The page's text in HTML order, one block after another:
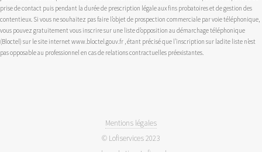
prise de contact puis pendant la durée de prescription légale aux fins probatoires et de gestion des
contentieux. Si vous ne souhaitez pas faire l’objet de prospection commerciale par voie téléphonique,
vous pouvez gratuitement vous inscrire sur une liste d’opposition au démarchage téléphonique
(Bloctel) sur le site internet www.bloctel.gouv.fr , étant précisé que l’inscription sur ladite liste n’est
pas opposable au professionnel en cas de relations contractuelles préexistantes.
Mentions légales
© Lofiservices 2023